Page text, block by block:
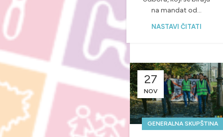
na mandat od...
NASTAVI ČITATI
27
NOV
GENERALNA SKUPŠTINA